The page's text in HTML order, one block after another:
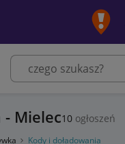
- Mielec10 ogłoszeń
Kody i doładowania